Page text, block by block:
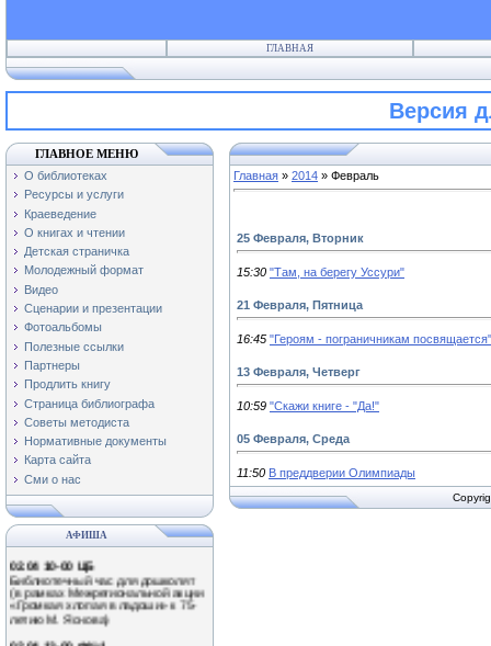
ГЛАВНАЯ
Версия
ГЛАВНОЕ МЕНЮ
О библиотеках
Ресурсы и услуги
Краеведение
О книгах и чтении
Детская страничка
Молодежный формат
Видео
Сценарии и презентации
Фотоальбомы
Полезные ссылки
Партнеры
Продлить книгу
Страница библиографа
Советы методиста
Нормативные документы
Карта сайта
Сми о нас
АФИША
01.04 11-00 Ф№3
Экологический час «Наши
крылатые друзья!»
(Международный день птиц)
Обзор книжной выставки
«Путешествие в мир природы»
02.04 10-00 ЦБ
(в рамках Межрегиональной акции
«Громкая хлопая в ладоши» к 75-
летию М. Яснова)
02.04 13-00 Ф№1
Главная » 2014 » Февраль
25 Февраля, Вторник
15:30 "Там, на берегу Уссури"
21 Февраля, Пятница
16:45 "Героям - пограничникам
13 Февраля, Четверг
10:59 "Скажи книге - "Да!"
05 Февраля, Среда
11:50 В преддверии Олимпиады